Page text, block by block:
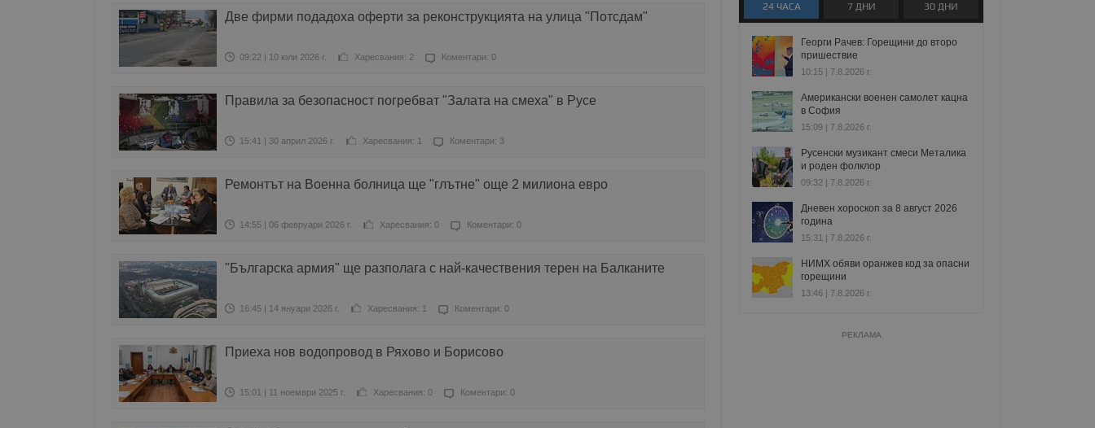
Две фирми подадоха оферти за реконструкцията на улица "Потсдам"
09:22 | 10 юли 2026 г. Харесвания: 2 Коментари: 0
Правила за безопасност погребват "Залата на смеха" в Русе
15:41 | 30 април 2026 г. Харесвания: 1 Коментари: 3
Ремонтът на Военна болница ще "глътне" още 2 милиона евро
14:55 | 06 февруари 2026 г. Харесвания: 0 Коментари: 0
"Българска армия" ще разполага с най-качествения терен на Балканите
16:45 | 14 януари 2026 г. Харесвания: 1 Коментари: 0
Приеха нов водопровод в Ряхово и Борисово
15:01 | 11 ноември 2025 г. Харесвания: 0 Коментари: 0
24 ЧАСА 7 ДНИ 30 ДНИ
Георги Рачев: Горещини до второ
пришествие
10:15 | 7.8.2026 г.
Американски военен самолет кацна
в София
15:09 | 7.8.2026 г.
Русенски музикант смеси Металика
и роден фолклор
09:32 | 7.8.2026 г.
Дневен хороскоп за 8 август 2026
година
15:31 | 7.8.2026 г.
НИМХ обяви оранжев код за опасни
горещини
13:46 | 7.8.2026 г.
РЕКЛАМА